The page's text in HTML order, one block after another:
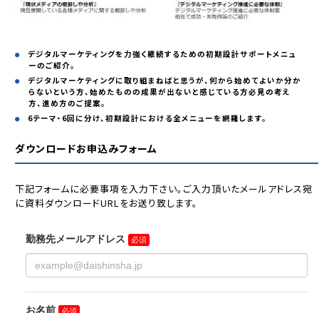
デジタルマーケティングを力強く継続するための初期設計サポートメニュ
ーのご紹介。
デジタルマーケティングに取り組まねばと思うが、何から始めてよいか分か
らないという方、始めたものの成果が出ないと感じている方必見の考え
方、進め方のご提案。
6テーマ・6回に分け、初期設計における全メニューを網羅します。
ダウンロードお申込みフォーム
下記フォームに必要事項を入力下さい。ご入力頂いたメールアドレス宛
に資料ダウンロードURLをお送り致します。